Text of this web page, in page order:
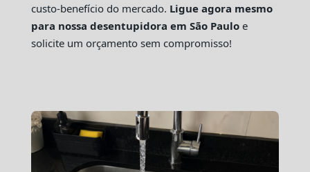
custo-benefício do mercado. Ligue agora mesmo
para nossa desentupidora em São Pauloe
solicite um orçamento sem compromisso!